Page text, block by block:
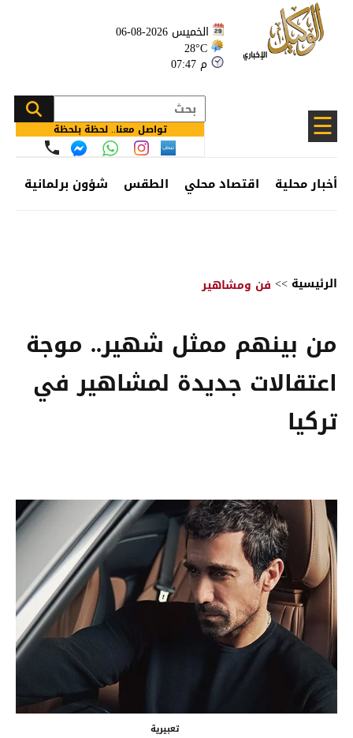
الخميس 2026-08-06
28°C
07:47 م
☰ تواصل معنا.. لحظة بلحظة
أخبار محلية اقتصاد محلي الطقس شؤون برلمانية
الرئيسية >> فن ومشاهير
من بينهم ممثل شهير.. موجة
اعتقالات جديدة لمشاهير في
تركيا
تعبيرية